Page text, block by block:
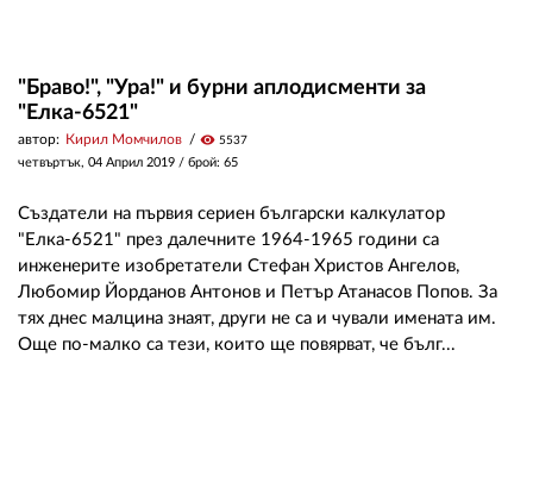
"Браво!", "Ура!" и бурни аплодисменти за
"Елка-6521"
автор: Кирил Момчилов visibility 5537
четвъртък, 04 Април 2019 / брой: 65
Създатели на първия сериен български калкулатор
"Елка-6521" през далечните 1964-1965 години са
инженерите изобретатели Стефан Христов Ангелов,
Любомир Йорданов Антонов и Петър Атанасов Попов. За
тях днес малцина знаят, други не са и чували имената им.
Още по-малко са тези, които ще повярват, че бълг...